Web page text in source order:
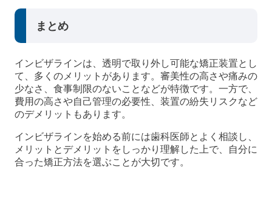
まとめ
インビザラインは、透明で取り外し可能な矯正装置とし
て、多くのメリットがあります。審美性の高さや痛みの
少なさ、食事制限のないことなどが特徴です。一方で、
費用の高さや自己管理の必要性、装置の紛失リスクなど
のデメリットもあります。
インビザラインを始める前には歯科医師とよく相談し、
メリットとデメリットをしっかり理解した上で、自分に
合った矯正方法を選ぶことが大切です。